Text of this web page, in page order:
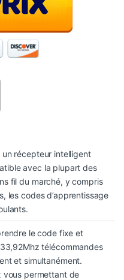
récepteur intelligent
avec la plupart des
fil du marché, y compris
les codes d’apprentissage
le code fixe et
télécommandes
et simultanément.
vous permettant de